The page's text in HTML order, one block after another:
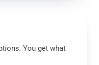
You get what